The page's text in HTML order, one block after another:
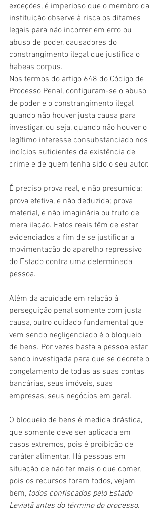
exceções, é imperioso que o membro da
instituição observe à risca os ditames
legais para não incorrer em erro ou
abuso de poder, causadores do
constrangimento ilegal que justifica o
habeas corpus.
Nos termos do artigo 648 do Código de
Processo Penal, configuram-se o abuso
de poder e o constrangimento ilegal
quando não houver justa causa para
investigar, ou seja, quando não houver o
legítimo interesse consubstanciado nos
indícios suficientes da existência de
crime e de quem tenha sido o seu autor.
É preciso prova real, e não presumida;
prova efetiva, e não deduzida; prova
material, e não imaginária ou fruto de
mera ilação. Fatos reais têm de estar
evidenciados a fim de se justificar a
movimentação do aparelho repressivo
do Estado contra uma determinada
pessoa.
Além da acuidade em relação à
perseguição penal somente com justa
causa, outro cuidado fundamental que
vem sendo negligenciado é o bloqueio
de bens. Por vezes basta a pessoa estar
sendo investigada para que se decrete o
congelamento de todas as suas contas
bancárias, seus imóveis, suas
empresas, seus negócios em geral.
O bloqueio de bens é medida drástica,
que somente deve ser aplicada em
casos extremos, pois é proibição de
caráter alimentar. Há pessoas em
situação de não ter mais o que comer,
pois os recursos foram todos, vejam
bem, todos confiscados pelo Estado
Leviatã antes do término do processo.